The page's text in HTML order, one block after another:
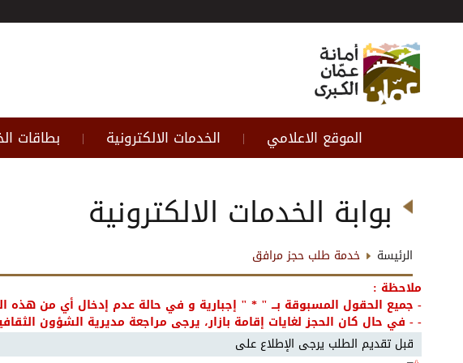
الموقع الاعلامي | الخدمات الالكترونية | بطاقات
بوابة الخدمات الالكترونية
الرئيسة
خدمة طلب حجز مرافق
ملاحظة :
- جميع الحقول المسبوقة بـــ " * " إجبارية و في حالة عدم إدخال أي من هذه
- - في حال كان الحجز لغايات إقامة بازار، يرجى مراجعة مديرية الشؤون الثقافية
قبل تقديم الطلب يرجى الإطلاع على